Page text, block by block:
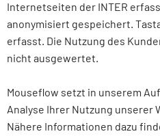
Internetseiten der INTER
anonymisiert gespeichert.
erfasst. Die Nutzung des
nicht ausgewertet.
Mouseflow setzt in unserem
Analyse Ihrer Nutzung unserer
Nähere Informa­tionen dazu